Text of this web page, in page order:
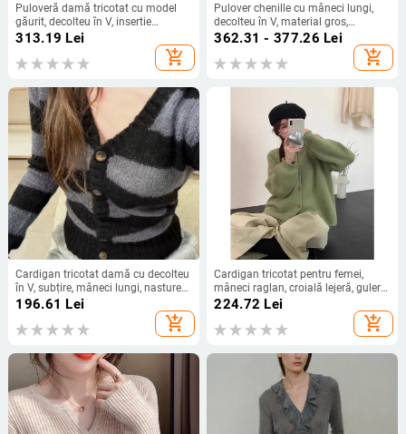
Puloveră damă tricotat cu model
găurit, decolteu în V, insertie
dantelă, mâneci lungi de tip clopot,
313.19 Lei
add_shopping_cart
Pulover chenille cu mâneci lungi,
decolteu în V, material gros,
lungime standard
362.31 - 377.26 Lei
add_shopping_cart
Cardigan tricotat damă cu decolteu
în V, subțire, mâneci lungi, nasture
simplu închidere, stil cardigan,
196.61 Lei
add_shopping_cart
Cardigan tricotat pentru femei,
mâneci raglan, croială lejeră, guler
cu nasturi, material din viscoză,
224.72 Lei
add_shopping_cart